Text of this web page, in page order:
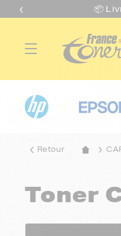
📦
Retour
Toner